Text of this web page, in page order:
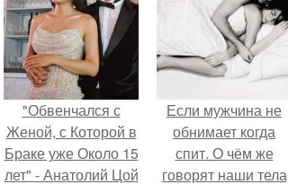
"Обвенчался с
Женой, с Которой в
Браке уже Около 15
лет" - Анатолий Цой
Если мужчина не
обнимает когда
спит. О чём же
говорят наши тела